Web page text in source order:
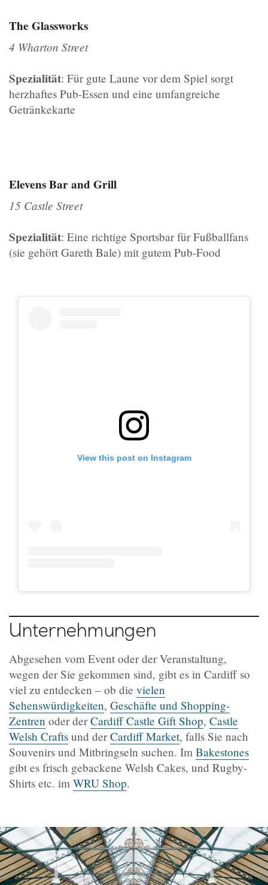
The Glassworks
4 Wharton Street
Spezialität: Für gute Laune vor dem Spiel sorgt
herzhaftes Pub-Essen und eine umfangreiche
Getränkekarte
Elevens Bar and Grill
15 Castle Street
Spezialität: Eine richtige Sportsbar für Fußballfans
(sie gehört Gareth Bale) mit gutem Pub-Food
View this post on Instagram
Unternehmungen
Abgesehen vom Event oder der Veranstaltung,
wegen der Sie gekommen sind, gibt es in Cardiff so
viel zu entdecken – ob die vielen
Sehenswürdigkeiten, Geschäfte und Shopping-
Zentren oder derCardiff Castle Gift Shop, Castle
Welsh Crafts und derCardiff Market, falls Sie nach
Souvenirs und Mitbringseln suchen. Im Bakestones
gibt es frisch gebackene Welsh Cakes, und Rugby-
Shirts etc. im WRU Shop.